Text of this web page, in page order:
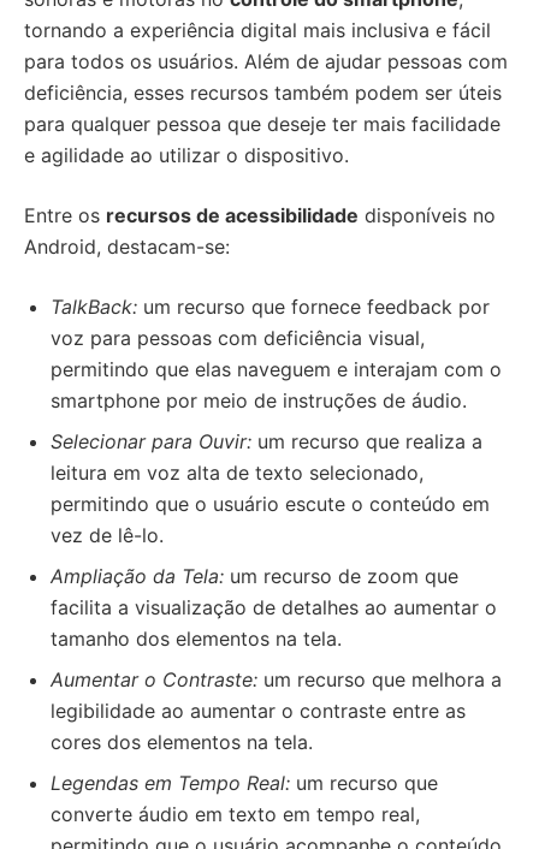
tornando a experiência digital mais inclusiva e fácil
para todos os usuários. Além de ajudar pessoas com
deficiência, esses recursos também podem ser úteis
para qualquer pessoa que deseje ter mais facilidade
e agilidade ao utilizar o dispositivo.
Entre os recursos de acessibilidade disponíveis no
Android, destacam-se:
TalkBack: um recurso que fornece feedback por
voz para pessoas com deficiência visual,
permitindo que elas naveguem e interajam com o
smartphone por meio de instruções de áudio.
Selecionar para Ouvir: um recurso que realiza a
leitura em voz alta de texto selecionado,
permitindo que o usuário escute o conteúdo em
vez de lê-lo.
Ampliação da Tela: um recurso de zoom que
facilita a visualização de detalhes ao aumentar o
tamanho dos elementos na tela.
Aumentar o Contraste: um recurso que melhora a
legibilidade ao aumentar o contraste entre as
cores dos elementos na tela.
Legendas em Tempo Real: um recurso que
converte áudio em texto em tempo real,